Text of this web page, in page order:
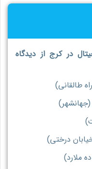
در کرج از دیدگاه
طالقانی)
درختی)
ملارد)